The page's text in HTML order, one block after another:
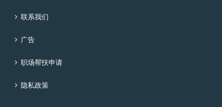
联系我们
广告
职场帮扶申请
隐私政策